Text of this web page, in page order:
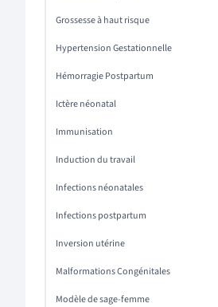
Grossesse à haut risque
Hypertension Gestationnelle
Hémorragie Postpartum
Ictère néonatal
Immunisation
Induction du travail
Infections néonatales
Infections postpartum
Inversion utérine
Malformations Congénitales
Modèle de sage-femme